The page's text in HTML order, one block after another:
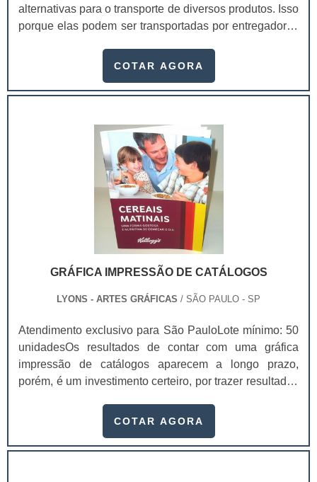
alternativas para o transporte de diversos produtos. Isso
porque elas podem ser transportadas por entregadores
rápida. Existem diversas peças personalizados, que
para lanches delivery pode mudar.Essas embalagens
alimentício, farmacêutico e cosmético. Com a.
COTAR AGORA
GRÁFICA IMPRESSÃO DE CATÁLOGOS
LYONS - ARTES GRÁFICAS / SÃO PAULO - SP
Atendimento exclusivo para São PauloLote mínimo: 50
unidadesOs resultados de contar com uma gráfica
impressão de catálogos aparecem a longo prazo,
porém, é um investimento certeiro, por trazer resultados
vantagens é que após a primeira consulta ao catálogo,
compras que queira fazer em um outro momento. Por
COTAR AGORA